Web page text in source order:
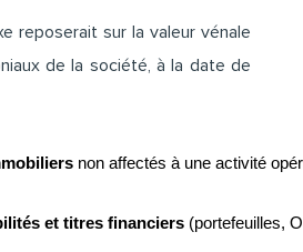
reposerait sur la valeur vénale
de la société, à la date de
non affectés à une activité
et titres financiers (portefeuilles,